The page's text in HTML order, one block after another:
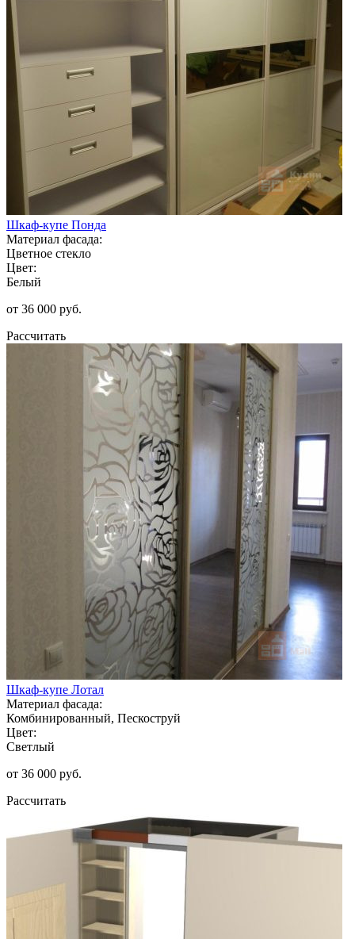
Шкаф-купе Понда
Материал фасада:
Цветное стекло
Цвет:
Белый
от 36 000 руб.
Рассчитать
Шкаф-купе Лотал
Материал фасада:
Комбинированный, Пескоструй
Цвет:
Светлый
от 36 000 руб.
Рассчитать